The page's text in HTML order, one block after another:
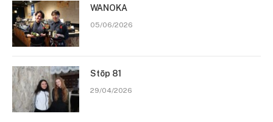
WANOKA
05/06/2026
Stōp 81
29/04/2026